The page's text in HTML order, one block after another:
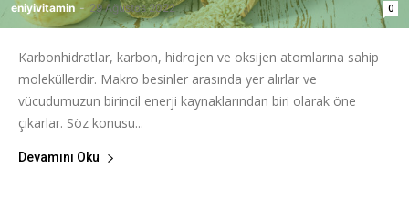
eniyivitamin - 29 Ağustos 2022 0
Karbonhidratlar, karbon, hidrojen ve oksijen atomlarına sahip
moleküllerdir. Makro besinler arasında yer alırlar ve
vücudumuzun birincil enerji kaynaklarından biri olarak öne
çıkarlar. Söz konusu...
Devamını Oku